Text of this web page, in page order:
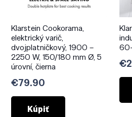
Klarstein Cookorama,
elektrický varič,
dvojplatničkový, 1900 –
2250 W, 150/180 mm Ø, 5
úrovní, čierna
€79.90
Kúpiť
€